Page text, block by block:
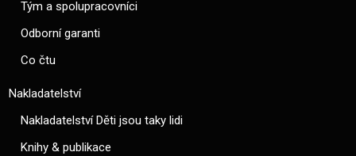
Tým a spolupracovníci
Odborní garanti
Co čtu
Nakladatelství
Nakladatelství Děti jsou taky lidi
Knihy & publikace